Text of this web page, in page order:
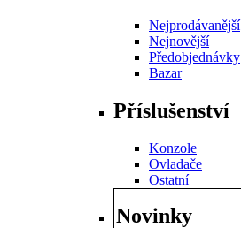
Nejprodávanější
Nejnovější
Předobjednávky
Bazar
Příslušenství
Konzole
Ovladače
Ostatní
Novinky